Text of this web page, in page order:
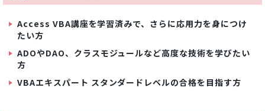
Access VBA講座を学習済みで、さらに応用力を身につけ
たい方
ADOやDAO、クラスモジュールなど高度な技術を学びたい
方
VBAエキスパート スタンダードレベルの合格を目指す方